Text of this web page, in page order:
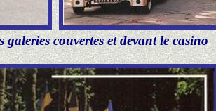
galeries couvertes et devant le casino